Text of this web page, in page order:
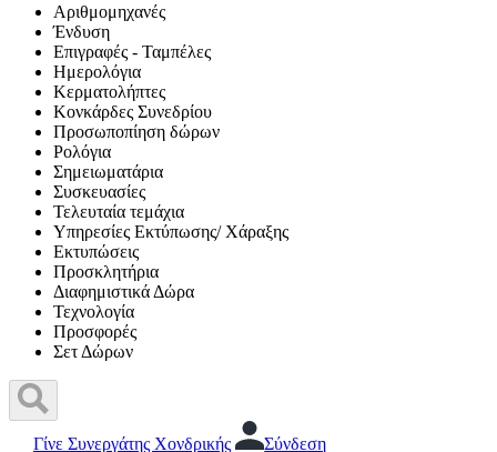
Αριθμομηχανές
Ένδυση
Επιγραφές - Ταμπέλες
Ημερολόγια
Κερματολήπτες
Κονκάρδες Συνεδρίου
Προσωποπίηση δώρων
Ρολόγια
Σημειωματάρια
Συσκευασίες
Τελευταία τεμάχια
Υπηρεσίες Εκτύπωσης/ Χάραξης
Εκτυπώσεις
Προσκλητήρια
Διαφημιστικά Δώρα
Τεχνολογία
Προσφορές
Σετ Δώρων
Γίνε Συνεργάτης Χονδρικής Σύνδεση